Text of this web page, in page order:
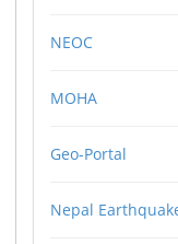
NEOC
MOHA
Geo-Portal
Nepal